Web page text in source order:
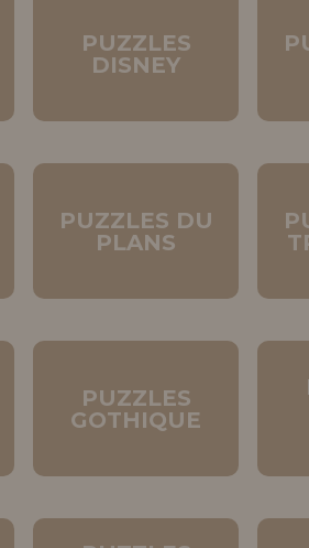
PUZZLES
DISNEY
PUZZLES DU
PLANS
PUZZLES
GOTHIQUE